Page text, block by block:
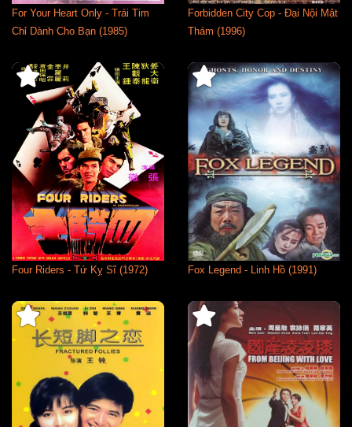
For Your Heart Only - Trái Tim
Chỉ Dành Cho Bạn (1985)
Forbidden City Cop - Đại Nội Mật
Thám (1996)
Four Riders - Tứ Kỵ Sĩ (1972) Fox Legend - Linh Hồ (1991)